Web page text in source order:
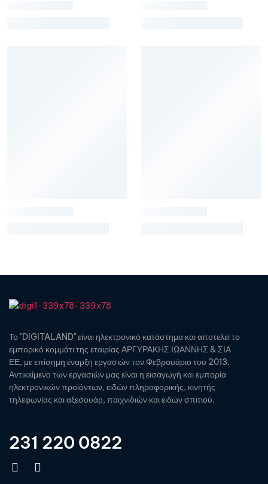
Το "DIGITALAND" είναι ηλεκτρονικό κατάστημα και αποτελεί το
εμπορικό κομμάτι της εταιρίας ΑΡΓΥΡΑΚΗΣ ΙΩΑΝΝΗΣ & ΣΙΑ
ΕΕ, με επίσημη έναρξη εργασιών τον Φεβρουάριο του 2013.
Αντικείμενο των εργασιών μας είναι η εισαγωγή και εμπορία
ηλεκτρονικών προϊόντων, ειδών πληροφορικής, κινητής
τηλεφωνίας και αξεσουάρ, παιχνιδιών και ειδών σπιτιού.
231 220 0822